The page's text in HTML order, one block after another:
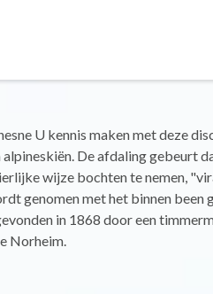
U kennis maken met deze
De afdaling gebeurt
wijze bochten te nemen,
genomen met het binnen been
in 1868 door een
Norheim.